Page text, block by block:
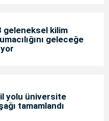
geleneksel kilim
geleceğe
yolu üniversite
tamamlandı